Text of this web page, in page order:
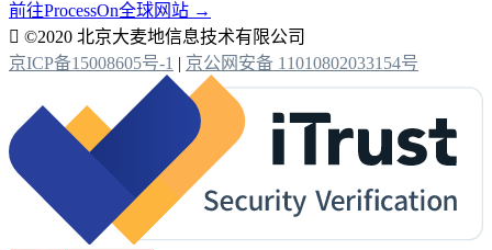
前往ProcessOn全球网站 →
 ©2020 北京大麦地信息技术有限公司
京ICP备15008605号-1 | 京公网安备 11010802033154号